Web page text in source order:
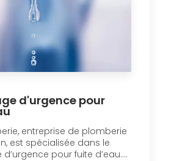
d'urgence pour
entreprise de plomberie
est spécialisée dans le
pour fuite d’eau....